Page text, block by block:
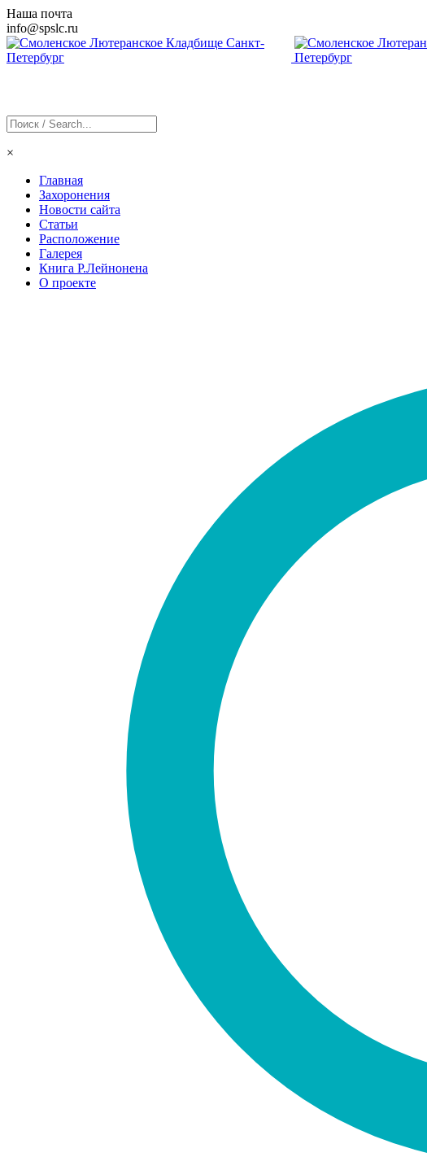
Наша почта
info@spslc.ru
×
Главная
Захоронения
Новости сайта
Статьи
Расположение
Галерея
Книга Р.Лейнонена
О проекте